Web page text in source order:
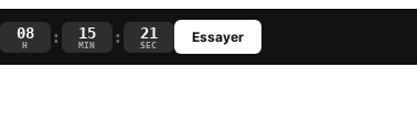
08
H : 15
MIN : 20
SEC Essayer